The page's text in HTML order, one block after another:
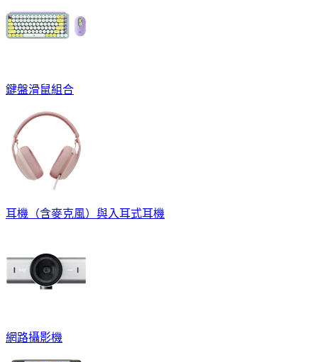
鍵盤滑鼠組合
耳機（含麥克風）與入耳式耳機
網路攝影機